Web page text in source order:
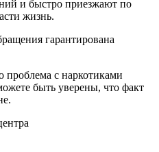
и быстро приезжают по
жизнь.
гарантирована
с наркотиками
быть уверены, что факт